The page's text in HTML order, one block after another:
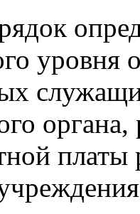
уровня
платы